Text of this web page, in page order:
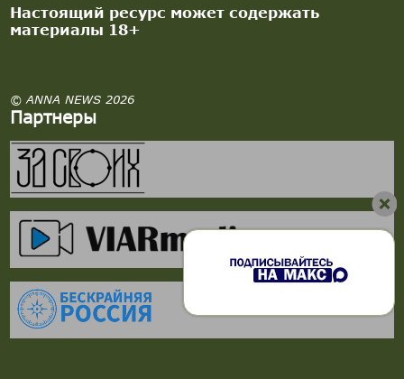
Настоящий ресурс может содержать
материалы 18+
© ANNA NEWS 2026
Партнеры